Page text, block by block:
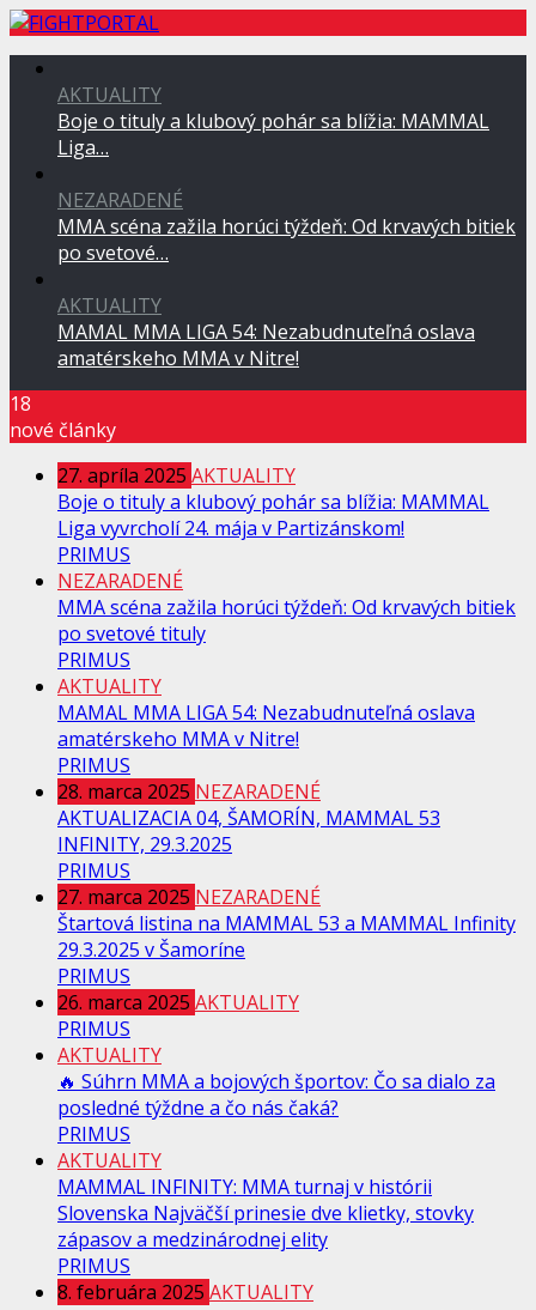
AKTUALITY
Boje o tituly a klubový pohár sa blížia: MAMMAL
Liga…
NEZARADENÉ
MMA scéna zažila horúci týždeň: Od krvavých bitiek
po svetové…
AKTUALITY
MAMAL MMA LIGA 54: Nezabudnuteľná oslava
amatérskeho MMA v Nitre!
18
nové články
27. apríla 2025 AKTUALITY
Boje o tituly a klubový pohár sa blížia: MAMMAL
Liga vyvrcholí 24. mája v Partizánskom!
PRIMUS
NEZARADENÉ
MMA scéna zažila horúci týždeň: Od krvavých bitiek
po svetové tituly
PRIMUS
AKTUALITY
MAMAL MMA LIGA 54: Nezabudnuteľná oslava
amatérskeho MMA v Nitre!
PRIMUS
28. marca 2025 NEZARADENÉ
AKTUALIZACIA 04, ŠAMORÍN, MAMMAL 53
INFINITY, 29.3.2025
PRIMUS
27. marca 2025 NEZARADENÉ
Štartová listina na MAMMAL 53 a MAMMAL Infinity
29.3.2025 v Šamoríne
PRIMUS
26. marca 2025 AKTUALITY
PRIMUS
AKTUALITY
🔥 Súhrn MMA a bojových športov: Čo sa dialo za
posledné týždne a čo nás čaká?
PRIMUS
AKTUALITY
MAMMAL INFINITY: MMA turnaj v histórii
Slovenska Najväčší prinesie dve klietky, stovky
zápasov a medzinárodnej elity
PRIMUS
8. februára 2025 AKTUALITY